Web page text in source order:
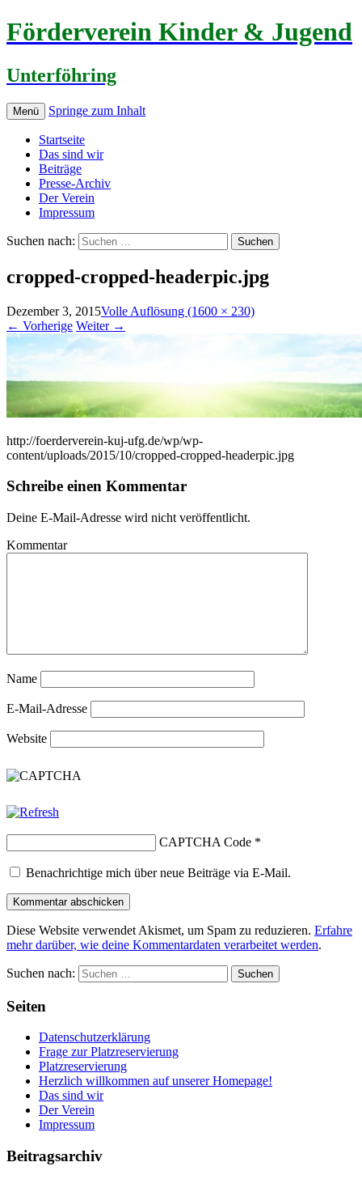
Förderverein Kinder & Jugend
Unterföhring
Menü Springe zum Inhalt
Startseite
Das sind wir
Beiträge
Presse-Archiv
Der Verein
Impressum
Suchen nach:
cropped-cropped-headerpic.jpg
Dezember 3, 2015Volle Auflösung (1600 × 230)
← Vorherige Weiter →
http://foerderverein-kuj-ufg.de/wp/wp-
content/uploads/2015/10/cropped-cropped-headerpic.jpg
Schreibe einen Kommentar
Deine E-Mail-Adresse wird nicht veröffentlicht.
Kommentar
Name
E-Mail-Adresse
Website
CAPTCHA Code *
Benachrichtige mich über neue Beiträge via E-Mail.
Diese Website verwendet Akismet, um Spam zu reduzieren. Erfahre
mehr darüber, wie deine Kommentardaten verarbeitet werden.
Suchen nach:
Seiten
Datenschutzerklärung
Frage zur Platzreservierung
Platzreservierung
Herzlich willkommen auf unserer Homepage!
Das sind wir
Der Verein
Impressum
Beitragsarchiv